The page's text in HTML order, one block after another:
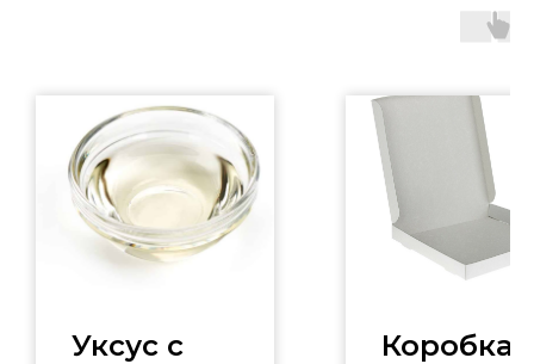
Уксус с
Коробка